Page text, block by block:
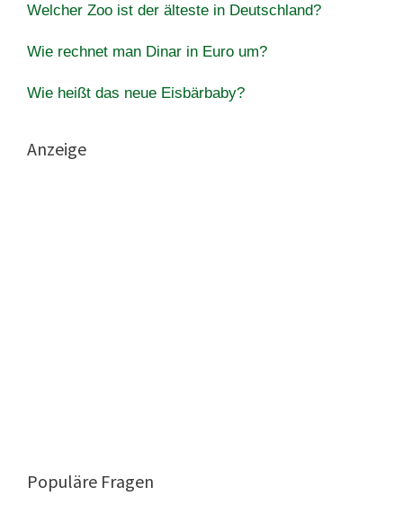
Welcher Zoo ist der älteste in Deutschland?
Wie rechnet man Dinar in Euro um?
Wie heißt das neue Eisbärbaby?
Anzeige
Populäre Fragen